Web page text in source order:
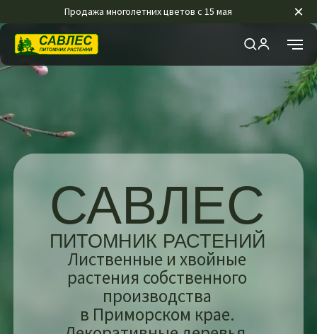
Продажа многолетних цветов с 15 мая ×
САВЛЕС
ПИТОМНИК РАСТЕНИЙ
Лиственные и хвойные
растения собственного
производства
в Приморском крае.
Декоративные деревья,
кустарники
и многолетники.
СКАЧАТЬ ПРАЙС